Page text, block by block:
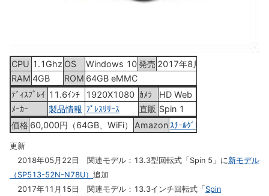
CPU 1.1Ghz OS Windows 10発売 2017年8月24日
RAM 4GB ROM 64GB eMMC
ﾃﾞｨｽﾌﾟﾚｲ 11.6ｲﾝﾁ 1920X1080 ｶﾒﾗ
HD Web
ﾒｰｶｰ
製品情報 ﾌﾟﾚｽﾘﾘｰｽ 直販 Spin 1
価格 60,000円（64GB、WiFi） Amazon ｽﾁｰﾙｸﾞﾚｲ
更新
2018年05月22日 関連モデル：13.3型回転式「Spin 5」に新モデル
（SP513-52N-N78U） 追加
2017年11月15日 関連モデル：13.3インチ回転式「 Spin